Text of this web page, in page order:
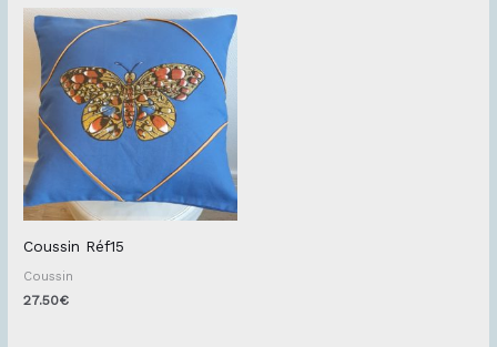
Coussin Réf15
Coussin
27.50€